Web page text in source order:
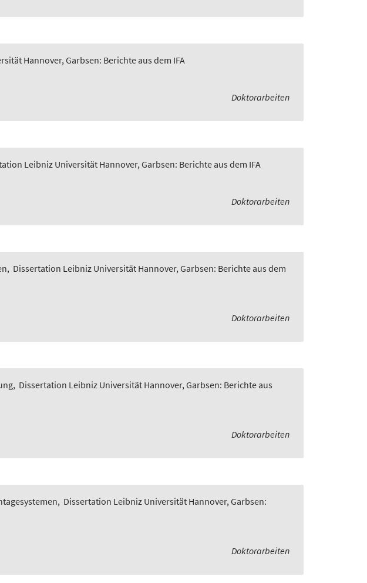
Hannover, Garbsen: Berichte aus dem IFA
Doktorarbeiten
Leibniz Universität Hannover, Garbsen: Berichte aus dem IFA
Doktorarbeiten
, Dissertation Leibniz Universität Hannover, Garbsen: Berichte aus dem
Doktorarbeiten
, Dissertation Leibniz Universität Hannover, Garbsen: Berichte aus
Doktorarbeiten
, Dissertation Leibniz Universität Hannover, Garbsen:
Doktorarbeiten